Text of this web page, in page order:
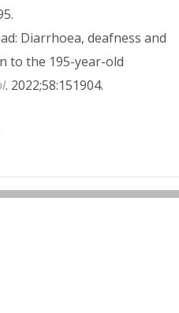
Diarrhoea, deafness and
to the 195-year-old
. 2022;58:151904.